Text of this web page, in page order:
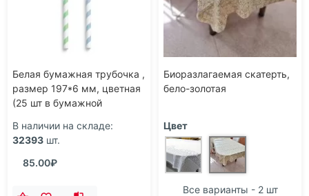
Белая бумажная трубочка ,
размер 197*6 мм, цветная
(25 шт в бумажной
В наличии на складе:
32393 шт.
85.00₽
Биоразлагаемая скатерть,
бело-золотая
Цвет
Все варианты - 2 шт